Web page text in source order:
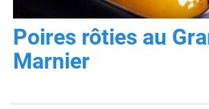
Poires rôties au
Marnier